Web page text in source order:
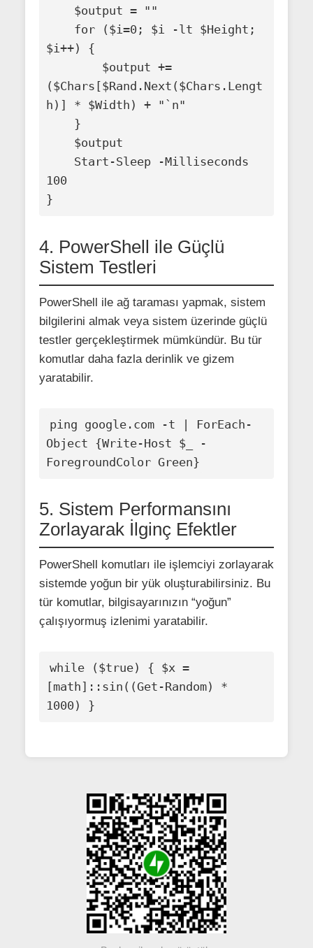
$i++) {
($Chars[$Rand.Next($Chars.Lengt
h)] * $Width) + "`n"
100
}
4. PowerShell ile Güçlü
Sistem Testleri
PowerShell ile ağ taraması yapmak, sistem
bilgilerini almak veya sistem üzerinde güçlü
testler gerçekleştirmek mümkündür. Bu tür
komutlar daha fazla derinlik ve gizem
yaratabilir.
ping google.com -t | ForEach-
Object {Write-Host $_ -
ForegroundColor Green}
5. Sistem Performansını
Zorlayarak İlginç Efektler
PowerShell komutları ile işlemciyi zorlayarak
sistemde yoğun bir yük oluşturabilirsiniz. Bu
tür komutlar, bilgisayarınızın “yoğun”
çalışıyormuş izlenimi yaratabilir.
while ($true) { $x =
[math]::sin((Get-Random) *
1000) }